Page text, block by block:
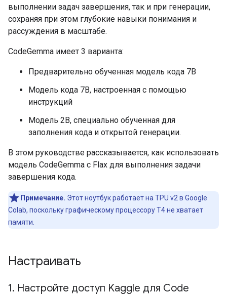
выполнении задач завершения, так и при генерации,
сохраняя при этом глубокие навыки понимания и
рассуждения в масштабе.
CodeGemma имеет 3 варианта:
Предварительно обученная модель кода 7B
Модель кода 7B, настроенная с помощью
инструкций
Модель 2B, специально обученная для
заполнения кода и открытой генерации.
В этом руководстве рассказывается, как использовать
модель CodeGemma с Flax для выполнения задачи
завершения кода.
Примечание. Этот ноутбук работает на TPU v2 в Google
Colab, поскольку графическому процессору T4 не хватает
памяти.
Настраивать
1. Настройте доступ Kaggle для Code